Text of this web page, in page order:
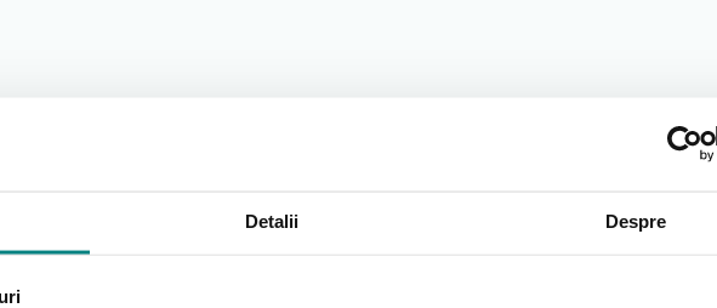
Detalii Despre